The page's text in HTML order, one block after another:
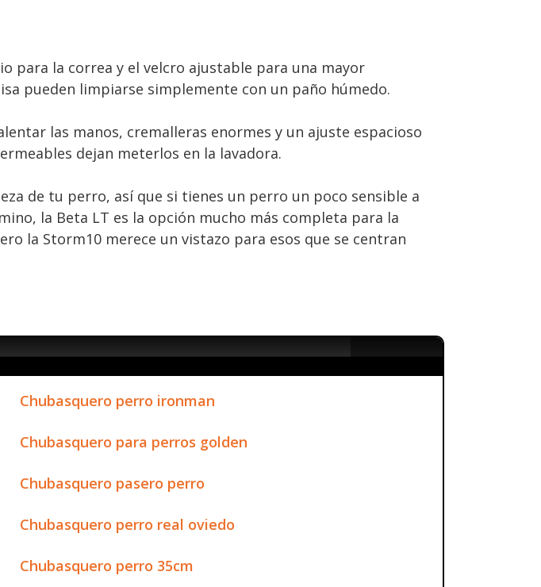
para la correa y el velcro ajustable para una mayor
pueden limpiarse simplemente con un paño húmedo.
las manos, cremalleras enormes y un ajuste espacioso
dejan meterlos en la lavadora.
de tu perro, así que si tienes un perro un poco sensible a
la Beta LT es la opción mucho más completa para la
la Storm10 merece un vistazo para esos que se centran
Chubasquero perro ironman
Chubasquero para perros golden
Chubasquero pasero perro
Chubasquero perro real oviedo
Chubasquero perro 35cm